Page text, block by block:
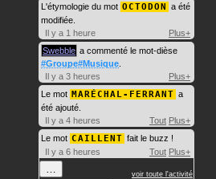
L'étymologie du mot OCTODON a été
modifiée.
Il y a 1 heure
Plus+
Swebble a commenté le mot-dièse
#Groupe#Musique
Il y a 3 heures
Plus+
Le mot MARÉCHAL-FERRANT a
été ajouté.
Il y a 4 heures
Tout Plus+
Le mot CAILLENT fait le buzz !
Il y a 6 heures
Tout Plus+
voir toute l'activité